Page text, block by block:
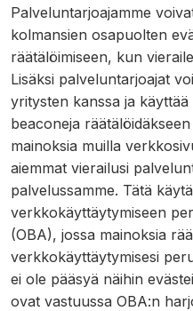
Palveluntarjoajamme
kolmansien osapuolten
räätälöimiseen, kun
Lisäksi palveluntarjoajat
yritysten kanssa ja käyttää
beaconeja
mainoksia muilla
aiemmat vierailusi
palvelussamme. Tätä
verkkokäyttäytymiseen
(OBA), jossa mainoksia
verkkokäyttäytymisesi
ei ole pääsyä näihin
ovat vastuussa OBA:n